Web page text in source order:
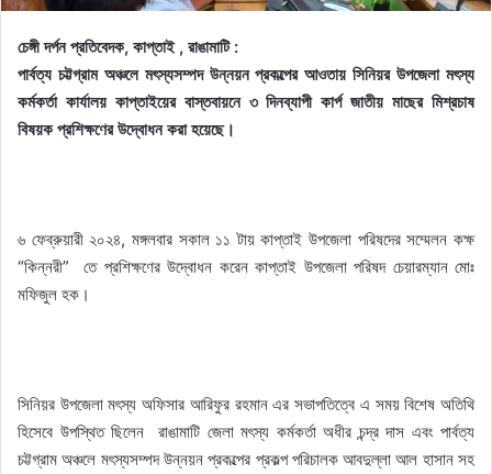
চেঙ্গী দর্পন প্রতিবেদক, কাপ্তাই , রাঙামাটি :
পার্বত্য চট্টগ্রাম অঞ্চলে মৎস্যসম্পদ উন্নয়ন প্রকল্পের আওতায় সিনিয়র উপজেলা মৎস্য
কর্মকর্তা কার্যালয় কাপ্তাইয়ের বাস্তবায়নে ৩ দিনব্যাপী কার্প জাতীয় মাছের মিশ্রচাষ
বিষয়ক প্রশিক্ষণের উদ্বোধন করা হয়েছে।
৬ ফেব্রুয়ারী ২০২৪, মঙ্গলবার সকাল ১১ টায় কাপ্তাই উপজেলা পরিষদের সম্মেলন কক্ষ
“কিন্নরী” তে প্রশিক্ষণের উদ্বোধন করেন কাপ্তাই উপজেলা পরিষদ চেয়ারম্যান মোঃ
মফিজুল হক।
সিনিয়র উপজেলা মৎস্য অফিসার আরিফুর রহমান এর সভাপতিত্বে এ সময় বিশেষ অতিথি
হিসেবে উপস্থিত ছিলেন রাঙামাটি জেলা মৎস্য কর্মকর্তা অধীর চন্দ্র দাস এবং পার্বত্য
চট্টগ্রাম অঞ্চলে মৎস্যসম্পদ উন্নয়ন প্রকল্পের প্রকল্প পরিচালক আবদুল্লা আল হাসান সহ